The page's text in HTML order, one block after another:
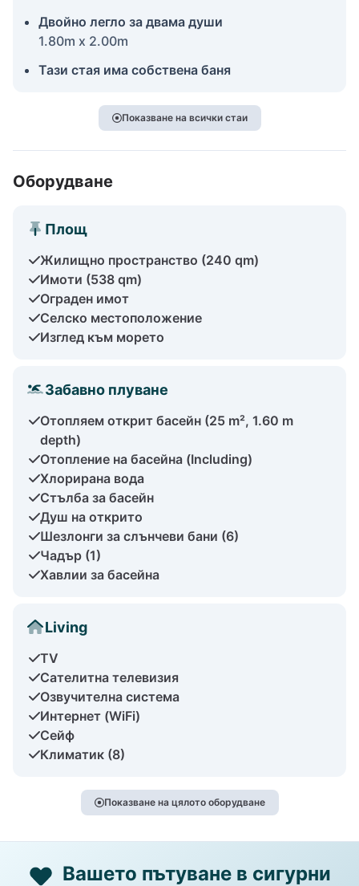
Двойно легло за двама души
1.80m x 2.00m
Тази стая има собствена баня
Показване на всички стаи
Оборудване
Площ
Жилищно пространство (240 qm)
Имоти (538 qm)
Ограден имот
Селско местоположение
Изглед към морето
Забавно плуване
Отопляем открит басейн (25 m², 1.60 m
depth)
Отопление на басейна (Including)
Хлорирана вода
Стълба за басейн
Душ на открито
Шезлонги за слънчеви бани (6)
Чадър (1)
Хавлии за басейна
Living
TV
Сателитна телевизия
Озвучителна система
Интернет (WiFi)
Сейф
Климатик (8)
Показване на цялото оборудване
Вашето пътуване в сигурни